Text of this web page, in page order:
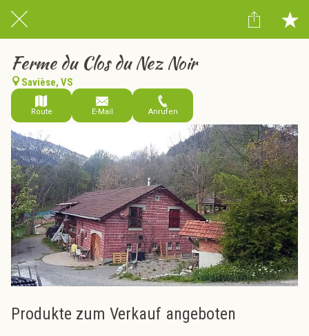
Ferme du Clos du Nez Noir
Savièse, VS
Route E-Mail Anrufen
Produkte zum Verkauf angeboten